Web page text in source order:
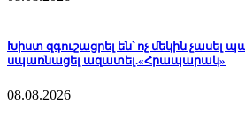
Խիստ զգուշացրել են՝ ոչ մեկին չասել
սպառնացել ազատել.«Հրապարակ»
08.08.2026